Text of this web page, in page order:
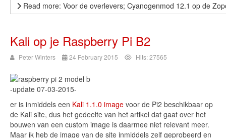
Read more: Voor de overlevers; Cyanogenmod 12.1 op de
Kali op je Raspberry Pi B2
Peter Winters 24 February 2015 Hits: 27565
-update 07-03-2015-
er is inmiddels een Kali 1.1.0 image voor de Pi2 beschikbaar op
de Kali site, dus het gedeelte van het artikel dat gaat over het
bouwen van een custom image is daarmee niet relevant meer.
Maar ik heb de image van de site inmiddels zelf geprobeerd en